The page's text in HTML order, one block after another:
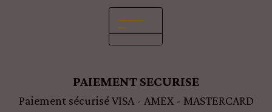
PAIEMENT SECURISE
Paiement sécurisé VISA - AMEX - MASTERCARD